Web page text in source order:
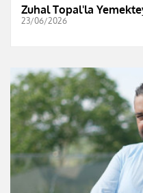
Zuhal Topal'la
23/06/2026